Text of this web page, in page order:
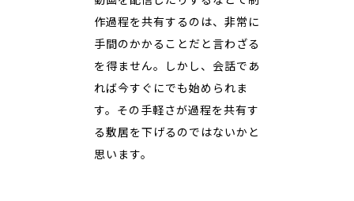
作過程を共有するのは、非常に
手間のかかることだと言わざる
を得ません。しかし、会話であ
れば今すぐにでも始められま
す。その手軽さが過程を共有す
る敷居を下げるのではないかと
思います。